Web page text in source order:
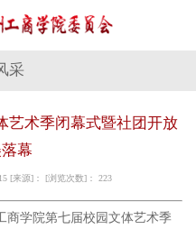
采
艺术季闭幕式暨社团开放
幕
[来源]： [浏览次数]： 223
商学院第七届校园文体艺术季